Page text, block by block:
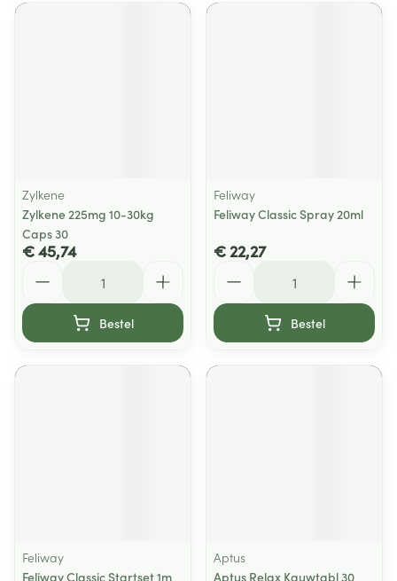
Zylkene
Zylkene 225mg 10-30kg
Caps 30
€ 45,74
Bestel
Feliway
Feliway Classic Spray 20ml
€ 22,27
Bestel
Feliway
Feliway Classic Startset 1m
Aptus
Aptus Relax Kauwtabl 30